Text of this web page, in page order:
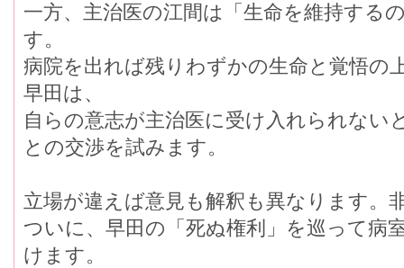
一方、主治医の江間は「生命を維持する
す。
病院を出れば残りわずかの生命と覚悟の
早田は、
自らの意志が主治医に受け入れられない
との交渉を試みます。
立場が違えば意見も解釈も異なります。
ついに、早田の「死ぬ権利」を巡って病
けます。